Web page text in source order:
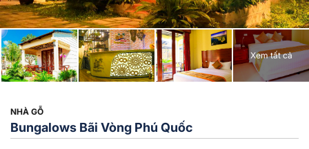
Xem tất cả
NHÀ GỖ
Bungalows Bãi Vòng Phú Quốc